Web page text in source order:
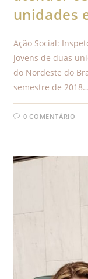
unidades
Ação Social:
jovens de duas
do Nordeste do
semestre de 2018…
0 COMENTÁRIO